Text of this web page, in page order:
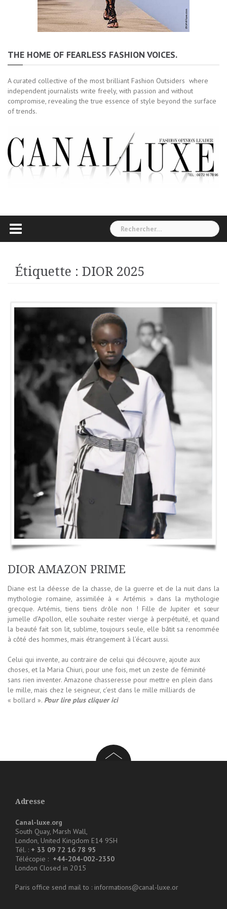
THE HOME OF FEARLESS FASHION VOICES.
A curated collective of the most brilliant Fashion Outsiders where
independent journalists write freely, with passion and without
compromise, revealing the true essence of style beyond the surface
of trends.
Rechercher :
Étiquette : DIOR 2025
DIOR AMAZON PRIME
Diane est la déesse de la chasse, de la guerre et de la nuit dans la
mythologie romaine, assimilée à « Artémis » dans la mythologie
grecque. Artémis, tiens tiens drôle non ! Fille de Jupiter et sœur
jumelle d’Apollon, elle souhaite rester vierge à perpétuité, et quand
la beauté fait son lit, sublime, toujours seule, elle bâtit sa renommée
à côté des hommes, mais étrangement à l’écart aussi.
Celui qui invente, au contraire de celui qui découvre, ajoute aux
choses, et la Maria Chiuri, pour une fois, met un zeste de féminité
sans rien inventer. Amazone chasseresse pour mettre en plein dans
le mille, mais chez le seigneur, c’est dans le mille milliards de
« bollard ». Pour lire plus cliquer ici
Adresse
Canal-luxe.org
South Quay, Marsh Wall,
London, United Kingdom E14 9SH
Tél. : + 33 09 72 16 78 95
Télécopie : +44-204-002-2350
London Closed in 2015
Paris office send mail to : informations@canal-luxe.or